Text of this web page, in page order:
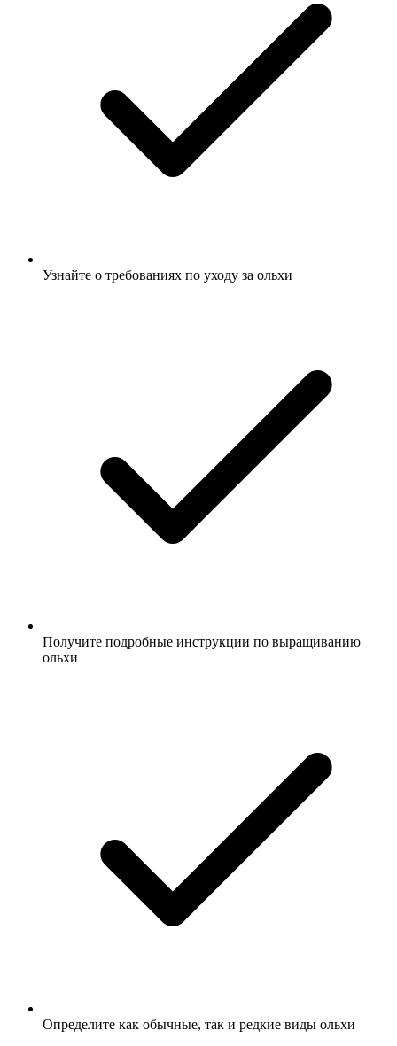
Узнайте о требованиях по уходу за ольхи
Получите подробные инструкции по выращиванию
ольхи
Определите как обычные, так и редкие виды ольхи